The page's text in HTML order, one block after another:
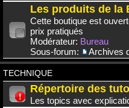
Les produits de la
Cette boutique est
prix pratiqués
Modérateur: Bureau
Sous-forum:
Archives
TECHNIQUE
Répertoire des
Les topics avec